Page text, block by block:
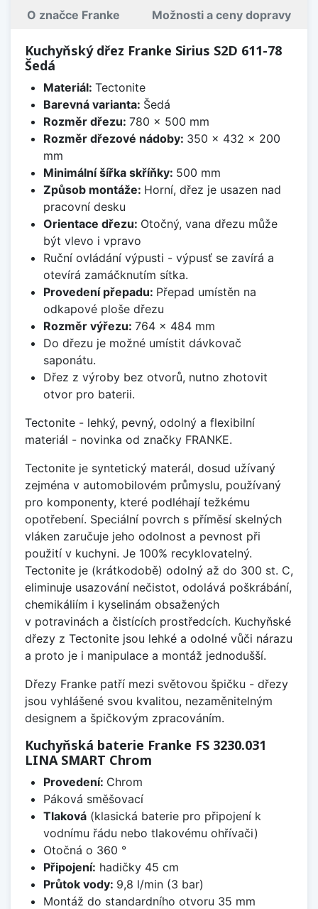
O značce Franke Možnosti a ceny dopravy
Kuchyňský dřez Franke Sirius S2D 611-78
Šedá
Materiál: Tectonite
Barevná varianta: Šedá
Rozměr dřezu: 780 x 500 mm
Rozměr dřezové nádoby: 350 x 432 x 200
mm
Minimální šířka skříňky: 500 mm
Způsob montáže: Horní, dřez je usazen nad
pracovní desku
Orientace dřezu: Otočný, vana dřezu může
být vlevo i vpravo
Ruční ovládání výpusti - výpusť se zavírá a
otevírá zamáčknutím sítka.
Provedení přepadu: Přepad umístěn na
odkapové ploše dřezu
Rozměr výřezu: 764 x 484 mm
Do dřezu je možné umístit dávkovač
saponátu.
Dřez z výroby bez otvorů, nutno zhotovit
otvor pro baterii.
Tectonite - lehký, pevný, odolný a flexibilní
materiál - novinka od značky FRANKE.
Tectonite je syntetický materál, dosud užívaný
zejména v automobilovém průmyslu, používaný
pro komponenty, které podléhají težkému
opotřebení. Speciální povrch s příměsí skelných
vláken zaručuje jeho odolnost a pevnost při
použití v kuchyni. Je 100% recyklovatelný.
Tectonite je (krátkodobě) odolný až do 300 st. C,
eliminuje usazování nečistot, odolává poškrábání,
chemikáliím i kyselinám obsažených
v potravinách a čistících prostředcích. Kuchyňské
dřezy z Tectonite jsou lehké a odolné vůči nárazu
a proto je i manipulace a montáž jednodušší.
Dřezy Franke patří mezi světovou špičku - dřezy
jsou vyhlášené svou kvalitou, nezaměnitelným
designem a špičkovým zpracováním.
Kuchyňská baterie Franke FS 3230.031
LINA SMART Chrom
Provedení: Chrom
Páková směšovací
Tlaková(klasická baterie pro připojení k
vodnímu řádu nebo tlakovému ohřívači)
Otočná o 360 °
Připojení: hadičky 45 cm
Průtok vody: 9,8 l/min (3 bar)
Montáž do standardního otvoru 35 mm